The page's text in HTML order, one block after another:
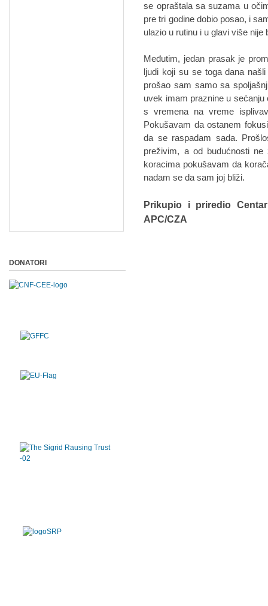
se opraštala sa suzama u
pre tri godine dobio posao, i
ulazio u rutinu i u glavi više
Međutim, jedan prasak je
ljudi koji su se toga dana
prošao sam samo sa
uvek imam praznine u
s vremena na vreme
Pokušavam da ostanem
da se raspadam sada.
preživim, a od budućnosti
koracima pokušavam da
nadam se da sam joj bliži.
Prikupio i priredio
APC/CZA
DONATORI